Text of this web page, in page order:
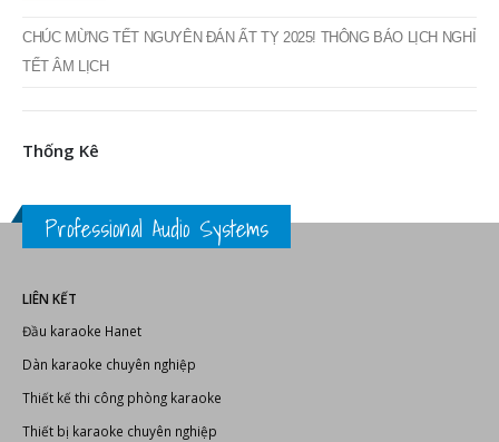
CHÚC MỪNG TẾT NGUYÊN ĐÁN ẤT TỴ 2025! THÔNG BÁO LỊCH NGHỈ
TẾT ÂM LỊCH
Thống Kê
Professional Audio Systems
LIÊN KẾT
Đầu karaoke Hanet
Dàn karaoke chuyên nghiệp
Thiết kế thi công phòng karaoke
Thiết bị karaoke chuyên nghiệp